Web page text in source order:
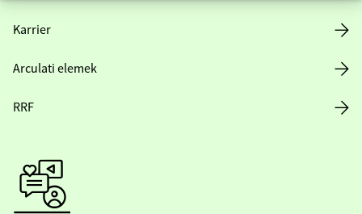
Karrier
Arculati elemek
RRF